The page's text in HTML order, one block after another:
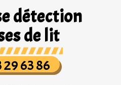
détection
de lit
29 63 86